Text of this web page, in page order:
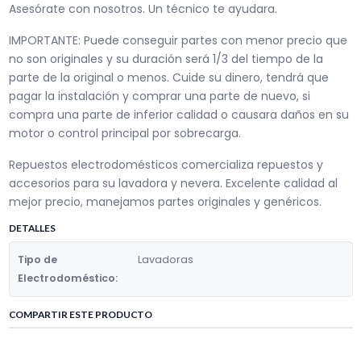
Asesórate con nosotros. Un técnico te ayudara.
IMPORTANTE: Puede conseguir partes con menor precio que
no son originales y su duración será 1/3 del tiempo de la
parte de la original o menos. Cuide su dinero, tendrá que
pagar la instalación y comprar una parte de nuevo, si
compra una parte de inferior calidad o causara daños en su
motor o control principal por sobrecarga.
Repuestos electrodomésticos comercializa repuestos y
accesorios para su lavadora y nevera. Excelente calidad al
mejor precio, manejamos partes originales y genéricos.
DETALLES
Tipo de
Electrodoméstico:
Lavadoras
COMPARTIR ESTE PRODUCTO